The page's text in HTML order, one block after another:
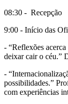
08:30 - Recepção
9:00 - Início das
- “Reflexões
deixar cair o céu.”
-
possibilidades.”
com experiências